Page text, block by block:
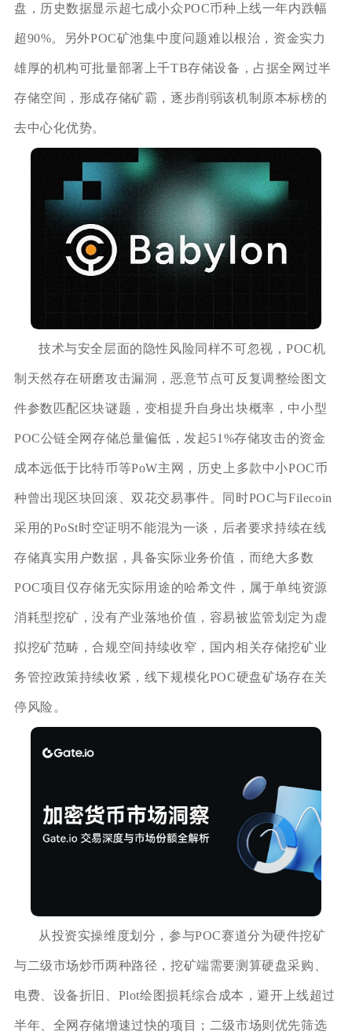
盘，历史数据显示超七成小众POC币种上线一年内跌幅
超90%。另外POC矿池集中度问题难以根治，资金实力
雄厚的机构可批量部署上千TB存储设备，占据全网过半
存储空间，形成存储矿霸，逐步削弱该机制原本标榜的
去中心化优势。
技术与安全层面的隐性风险同样不可忽视，POC机
制天然存在研磨攻击漏洞，恶意节点可反复调整绘图文
件参数匹配区块谜题，变相提升自身出块概率，中小型
POC公链全网存储总量偏低，发起51%存储攻击的资金
成本远低于比特币等PoW主网，历史上多款中小POC币
种曾出现区块回滚、双花交易事件。同时POC与Filecoin
采用的PoSt时空证明不能混为一谈，后者要求持续在线
存储真实用户数据，具备实际业务价值，而绝大多数
POC项目仅存储无实际用途的哈希文件，属于单纯资源
消耗型挖矿，没有产业落地价值，容易被监管划定为虚
拟挖矿范畴，合规空间持续收窄，国内相关存储挖矿业
务管控政策持续收紧，线下规模化POC硬盘矿场存在关
停风险。
从投资实操维度划分，参与POC赛道分为硬件挖矿
与二级市场炒币两种路径，挖矿端需要测算硬盘采购、
电费、设备折旧、Plot绘图损耗综合成本，避开上线超过
半年、全网存储增速过快的项目；二级市场则优先筛选